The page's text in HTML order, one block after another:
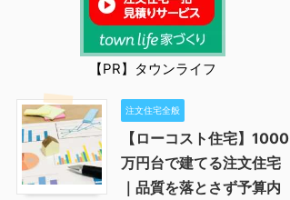
【PR】タウンライフ
注文住宅全般
【ローコスト住宅】1000
万円台で建てる注文住宅
｜品質を落とさず予算内